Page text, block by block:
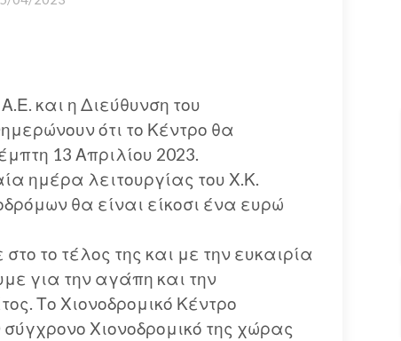
και η Διεύθυνση του
ότι το Κέντρο θα
13 Απριλίου 2023.
ημέρα λειτουργίας του Χ.Κ.
θα είναι είκοσι ένα ευρώ
το τέλος της και με την ευκαιρία
για την αγάπη και την
Το Χιονοδρομικό Κέντρο
Χιονοδρομικό της χώρας